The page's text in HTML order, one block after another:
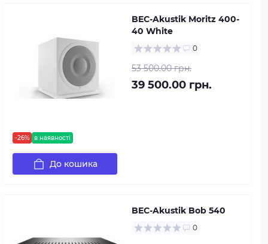
-26% в наявності
BEC-Akustik Moritz 400-
40 White
0
53 500.00 грн.
39 500.00 грн.
До кошика
BEC-Akustik Bob 540
0